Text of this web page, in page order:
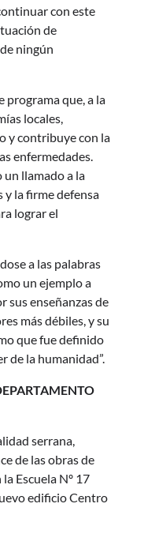
con este
de
ningún
programa que, a la
locales,
y contribuye con la
enfermedades.
un llamado a la
y la firme defensa
lograr el
a las palabras
un ejemplo a
sus enseñanzas de
más débiles, y su
que fue definido
de la humanidad”.
serrana,
de las obras de
Escuela Nº 17
edificio Centro